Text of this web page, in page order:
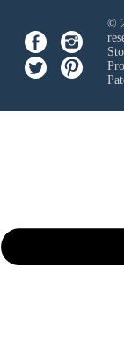
©